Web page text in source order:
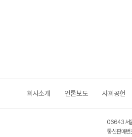
회사소개 언론보도 사회공헌
06643 서
통신판매